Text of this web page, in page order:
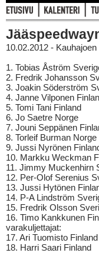
10.02.2012 -
1. Tobias Åström
2. Fredrik Johansson
3. Joakin Söderström
4. Janne Vilponen
5. Tomi Tani Finland
6. Jo Saetre Norge
7. Jouni Seppänen
8. Torleif Burman Norge
9. Jussi Nyrönen
10. Markku Weckman
11. Jimmy Muckenhirn
12. Per-Olof Serenius
13. Jussi Hytönen
14. P-A Lindström
15. Fredrik Olsson
16. Timo Kankkunen
varakuljettajat:
17. Ari Tuomisto Finland
18. Harri Saari Finland